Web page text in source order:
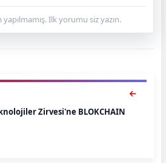
İlk yorumu siz yazın.
Zirvesi'ne BLOKCHAIN